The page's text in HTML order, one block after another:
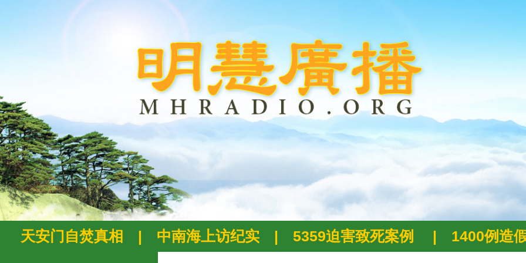
天安门自焚真相 | 中南海上访纪实 | 5359迫害致死案例 | 1400例造